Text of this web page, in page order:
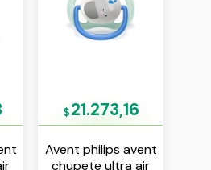
$21.273,16
Avent philips avent
chupete ultra air